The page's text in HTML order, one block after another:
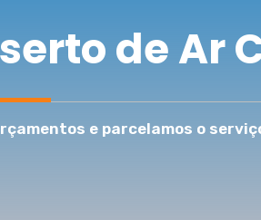
de Ar
e parcelamos o